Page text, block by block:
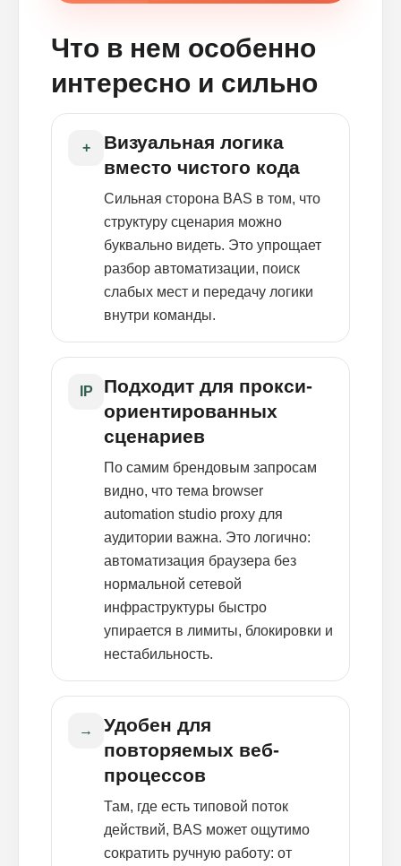
Что в нем особенно
интересно и сильно
+
Визуальная логика
вместо чистого кода
Сильная сторона BAS в том, что
структуру сценария можно
буквально видеть. Это упрощает
разбор автоматизации, поиск
слабых мест и передачу логики
внутри команды.
IP
Подходит для прокси-
ориентированных
сценариев
По самим брендовым запросам
видно, что тема browser
automation studio proxy для
аудитории важна. Это логично:
автоматизация браузера без
нормальной сетевой
инфраструктуры быстро
упирается в лимиты, блокировки и
нестабильность.
→
Удобен для
повторяемых веб-
процессов
Там, где есть типовой поток
действий, BAS может ощутимо
сократить ручную работу: от